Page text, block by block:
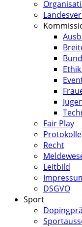
Fair Play
Protokolle
Recht
Leitbild
DSGVO
Sport